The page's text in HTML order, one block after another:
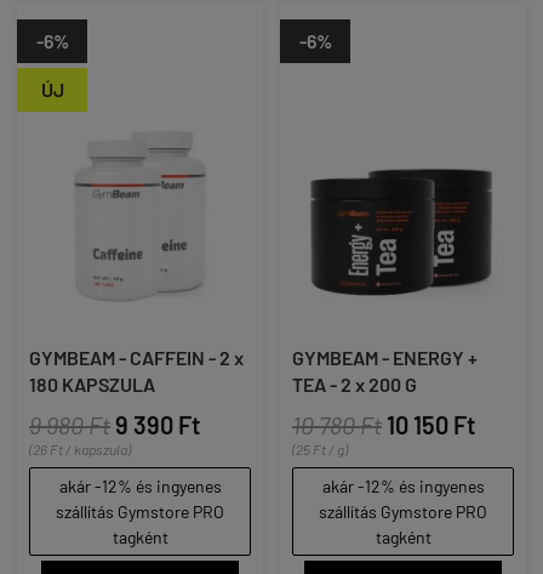
ÚJ
-6%
GYMBEAM - CAFFEIN - 2 x
180 KAPSZULA
9 980 Ft9 390 Ft
(26 Ft / kapszula)
akár -12% és ingyenes
szállítás Gymstore PRO
tagként
-6%
GYMBEAM - ENERGY +
TEA - 2 x 200 G
10 780 Ft 10 150 Ft
(25 Ft / g)
akár -12% és ingyenes
szállítás Gymstore PRO
tagként